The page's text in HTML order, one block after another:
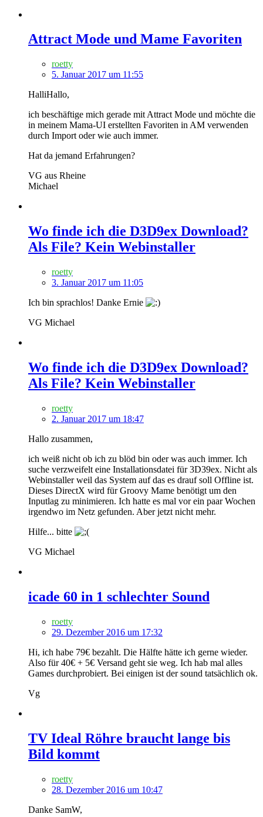
Attract Mode und Mame Favoriten
roetty
5. Januar 2017 um 11:55
HalliHallo,
ich beschäftige mich gerade mit Attract Mode und möchte die
in meinem Mama-UI erstellten Favoriten in AM verwenden
durch Import oder wie auch immer.
Hat da jemand Erfahrungen?
VG aus Rheine
Michael
Wo finde ich die D3D9ex Download?
Als File? Kein Webinstaller
roetty
3. Januar 2017 um 11:05
Ich bin sprachlos! Danke Ernie
VG Michael
Wo finde ich die D3D9ex Download?
Als File? Kein Webinstaller
roetty
2. Januar 2017 um 18:47
Hallo zusammen,
ich weiß nicht ob ich zu blöd bin oder was auch immer. Ich
suche verzweifelt eine Installationsdatei für 3D39ex. Nicht als
Webinstaller weil das System auf das es drauf soll Offline ist.
Dieses DirectX wird für Groovy Mame benötigt um den
Inputlag zu minimieren. Ich hatte es mal vor ein paar Wochen
irgendwo im Netz gefunden. Aber jetzt nicht mehr.
Hilfe... bitte
VG Michael
icade 60 in 1 schlechter Sound
roetty
29. Dezember 2016 um 17:32
Hi, ich habe 79€ bezahlt. Die Hälfte hätte ich gerne wieder.
Also für 40€ + 5€ Versand geht sie weg. Ich hab mal alles
Games durchprobiert. Bei einigen ist der sound tatsächlich ok.
Vg
TV Ideal Röhre braucht lange bis
Bild kommt
roetty
28. Dezember 2016 um 10:47
Danke SamW,